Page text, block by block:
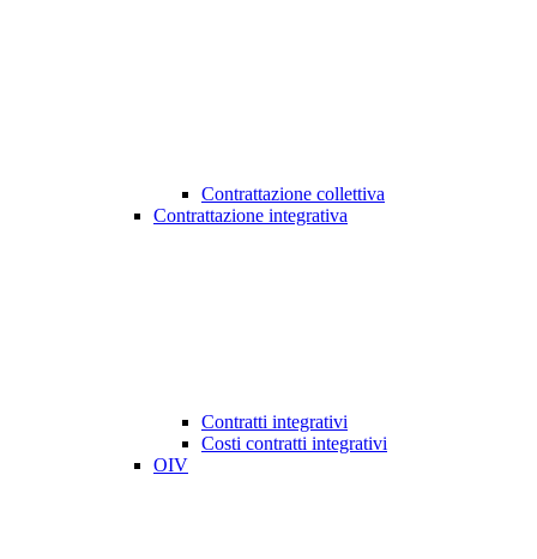
Contrattazione collettiva
Contrattazione integrativa
Contratti integrativi
Costi contratti integrativi
OIV